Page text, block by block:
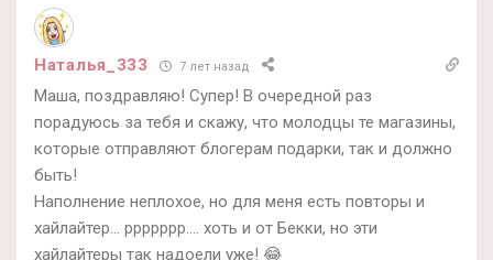
Наталья_333 7 лет назад
Маша, поздравляю! Супер! В очередной раз
порадуюсь за тебя и скажу, что молодцы те магазины,
которые отправляют блогерам подарки, так и должно
быть!
Наполнение неплохое, но для меня есть повторы и
хайлайтер… ррррррр…. хоть и от Бекки, но эти
хайлайтеры так надоели уже! 😂